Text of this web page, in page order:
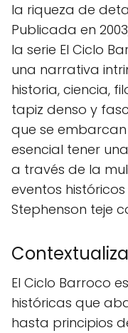
la riqueza de
Publicada en
la serie El Ciclo
una narrativa
historia, ciencia,
tapiz denso y
que se embarcan
esencial tener
a través de la
eventos
Stephenson teje
El Ciclo Barroco
históricas que
hasta principios